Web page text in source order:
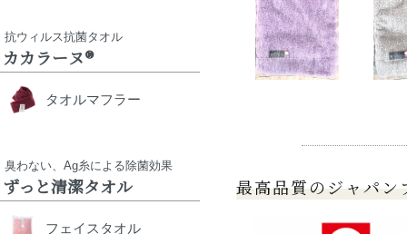
最高品質のジャパ
抗ウィルス抗菌タオル
カカラーヌ®
タオルマフラー
臭わない、Ag糸による除菌効果
ずっと清潔タオル
フェイスタオル